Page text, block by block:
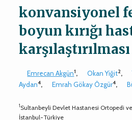
konvansiyonel
boyun kırığı
karşılaştırılması
Emrecan Akgün1, Okan Yiğit2,
Aydan4, Emrah Gökay Özgür4,
1Sultanbeyli Devlet Hastanesi Ortopedi
İstanbul-Türkiye